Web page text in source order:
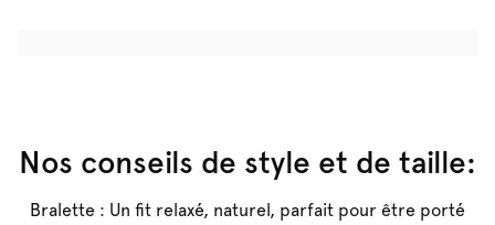
Polyamide:72%, Elasthanne:28%
Nos conseils de style et de taille:
Bralette : Un fit relaxé, naturel, parfait pour être porté